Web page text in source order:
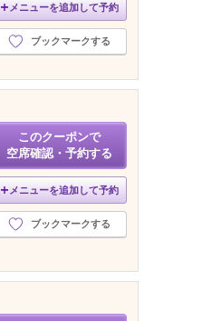
メニューを追加して予約
ブックマークする
このクーポンで
空席確認・予約する
メニューを追加して予約
ブックマークする